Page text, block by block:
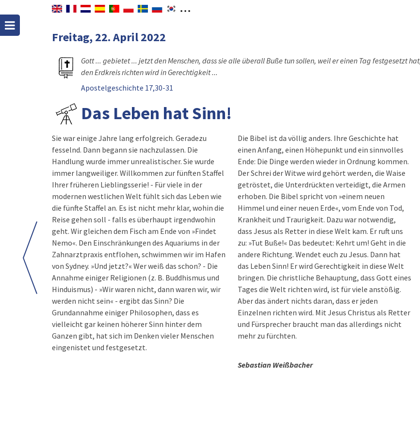
Freitag, 22. April 2022
Gott ... gebietet ... jetzt den Menschen, dass sie alle überall Buße tun sollen, weil er einen Tag festgesetzt
den Erdkreis richten wird in Gerechtigkeit ...
Apostelgeschichte 17,30-31
Das Leben hat Sinn!
Sie war einige Jahre lang erfolgreich. Geradezu
fesselnd. Dann begann sie nachzulassen. Die
Handlung wurde immer unrealistischer. Sie wurde
immer langweiliger. Willkommen zur fünften Staffel
Ihrer früheren Lieblingsserie! - Für viele in der
modernen westlichen Welt fühlt sich das Leben wie
die fünfte Staffel an. Es ist nicht mehr klar, wohin die
Reise gehen soll - falls es überhaupt irgendwohin
geht. Wir gleichen dem Fisch am Ende von »Findet
Nemo«. Den Einschränkungen des Aquariums in der
Zahnarztpraxis entflohen, schwimmen wir im Hafen
von Sydney. »Und jetzt?« Wer weiß das schon? - Die
Annahme einiger Religionen (z. B. Buddhismus und
Hinduismus) - »Wir waren nicht, dann waren wir, wir
werden nicht sein« - ergibt das Sinn? Die
Grundannahme einiger Philosophen, dass es
vielleicht gar keinen höherer Sinn hinter dem
Ganzen gibt, hat sich im Denken vieler Menschen
eingenistet und festgesetzt.
Die Bibel ist da völlig anders. Ihre Geschichte hat
einen Anfang, einen Höhepunkt und ein sinnvolles
Ende: Die Dinge werden wieder in Ordnung kommen.
Der Schrei der Witwe wird gehört werden, die Waise
getröstet, die Unterdrückten verteidigt, die Armen
erhoben. Die Bibel spricht von »einem neuen
Himmel und einer neuen Erde«, vom Ende von Tod,
Krankheit und Traurigkeit. Dazu war notwendig,
dass Jesus als Retter in diese Welt kam. Er ruft uns
zu: »Tut Buße!« Das bedeutet: Kehrt um! Geht in die
andere Richtung. Wendet euch zu Jesus. Dann hat
das Leben Sinn! Er wird Gerechtigkeit in diese Welt
bringen. Die christliche Behauptung, dass Gott eines
Tages die Welt richten wird, ist für viele anstößig.
Aber das ändert nichts daran, dass er jeden
Einzelnen richten wird. Mit Jesus Christus als Retter
und Fürsprecher braucht man das allerdings nicht
mehr zu fürchten.
Sebastian Weißbacher